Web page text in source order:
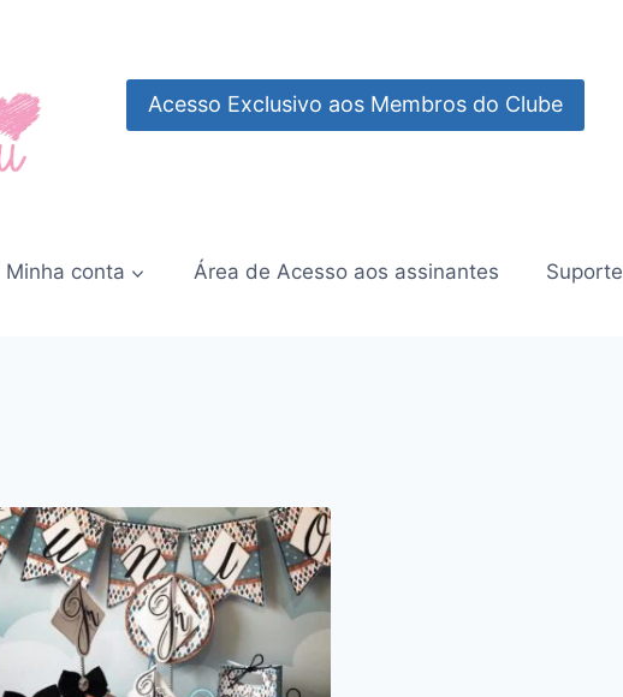
Acesso Exclusivo aos Membros do Clube
Minha conta Área de Acesso aos assinantes Suporte